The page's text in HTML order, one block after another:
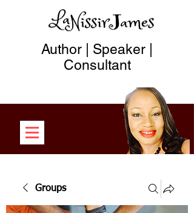
Author | Speaker |
Consultant
Groups